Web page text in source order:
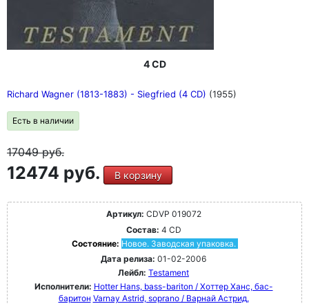
4 CD
Richard Wagner (1813-1883) - Siegfried (4 CD) (1955)
Есть в наличии
17049руб.
12474 руб. В корзину
Артикул: CDVP 019072
Состав: 4 CD
Состояние: Новое. Заводская упаковка.
Дата релиза: 01-02-2006
Лейбл: Testament
Исполнители: Hotter Hans, bass-bariton / Хоттер Ханс, бас-
баритон Varnay Astrid, soprano / Варнай Астрид,